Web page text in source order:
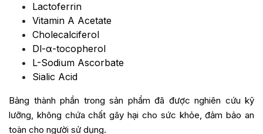
Lactoferrin
Vitamin A Acetate
Cholecalciferol
Dl-α-tocopherol
L-Sodium Ascorbate
Sialic Acid
Bảng thành phần trong sản phẩm đã được nghiên cứu kỹ
lưỡng, không chứa chất gây hại cho sức khỏe, đảm bảo an
toàn cho người sử dụng.